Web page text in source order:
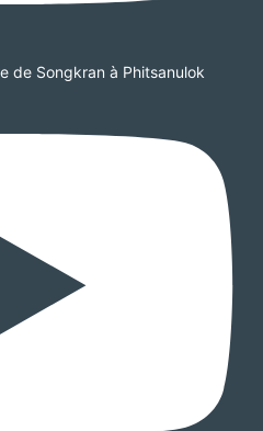
de Songkran à Phitsanulok